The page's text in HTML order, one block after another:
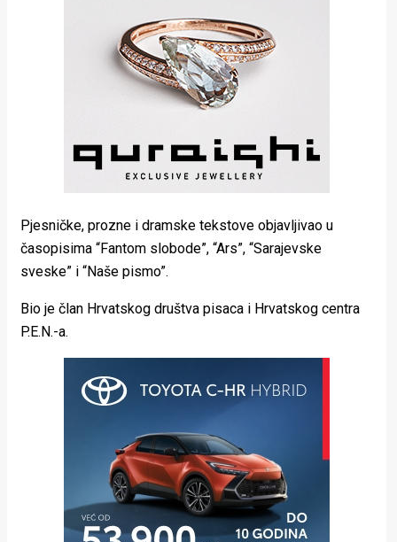
Pjesničke, prozne i dramske tekstove objavljivao u
časopisima “Fantom slobode”, “Ars”, “Sarajevske
sveske” i “Naše pismo”.
Bio je član Hrvatskog društva pisaca i Hrvatskog centra
P.E.N.-a.